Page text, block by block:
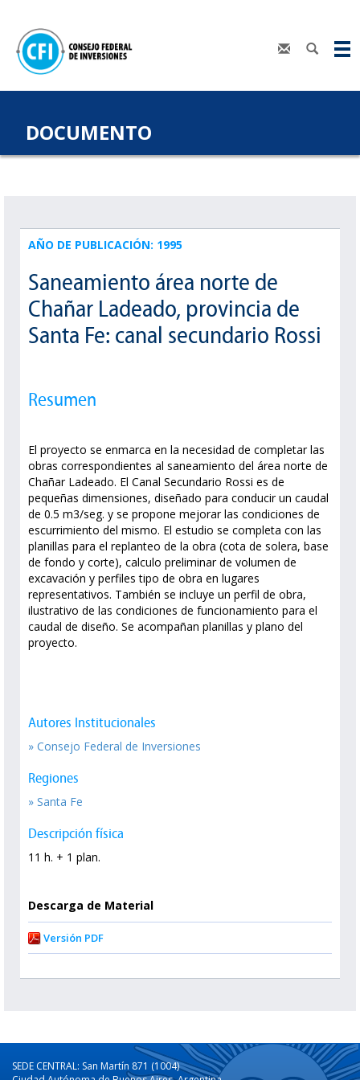
DOCUMENTO
AÑO DE PUBLICACIÓN: 1995
Saneamiento área norte de
Chañar Ladeado, provincia de
Santa Fe: canal secundario Rossi
Resumen
El proyecto se enmarca en la necesidad de completar las
obras correspondientes al saneamiento del área norte de
Chañar Ladeado. El Canal Secundario Rossi es de
pequeñas dimensiones, diseñado para conducir un caudal
de 0.5 m3/seg. y se propone mejorar las condiciones de
escurrimiento del mismo. El estudio se completa con las
planillas para el replanteo de la obra (cota de solera, base
de fondo y corte), calculo preliminar de volumen de
excavación y perfiles tipo de obra en lugares
representativos. También se incluye un perfil de obra,
ilustrativo de las condiciones de funcionamiento para el
caudal de diseño. Se acompañan planillas y plano del
proyecto.
Autores Institucionales
» Consejo Federal de Inversiones
Regiones
» Santa Fe
Descripción física
11 h. + 1 plan.
Descarga de Material
Versión PDF
SEDE CENTRAL: San Martín 871 (1004)